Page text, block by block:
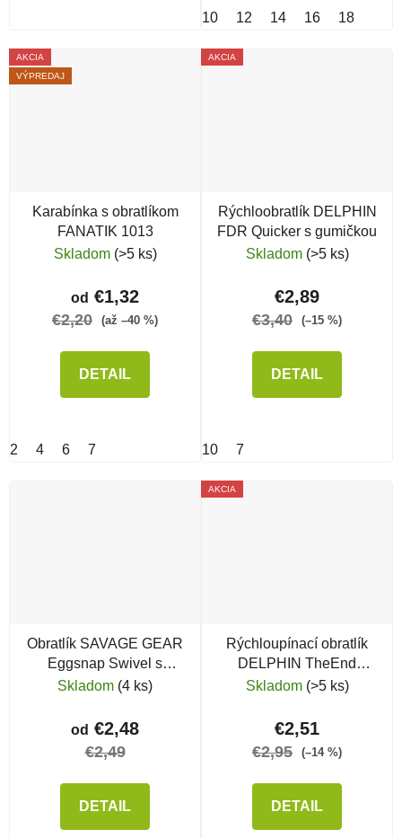
10 12 14 16 18
AKCIA
VÝPREDAJ
Karabínka s obratlíkom
FANATIK 1013
Skladom (>5 ks)
od €1,32
€2,20 (až –40 %)
DETAIL
2 4 6 7
AKCIA
Rýchloobratlík DELPHIN
FDR Quicker s gumičkou
Skladom (>5 ks)
€2,89
€3,40 (–15 %)
DETAIL
10 7
Obratlík SAVAGE GEAR
Eggsnap Swivel s
karabínkou
Skladom (4 ks)
od €2,48
€2,49
DETAIL
AKCIA
Rýchloupínací obratlík
DELPHIN TheEnd
QuickS Heli
Skladom (>5 ks)
€2,51
€2,95 (–14 %)
DETAIL